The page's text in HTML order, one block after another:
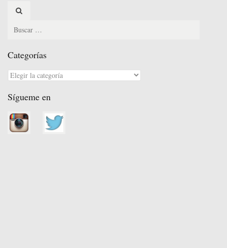
Search
Categorías
Categorías
Sígueme en